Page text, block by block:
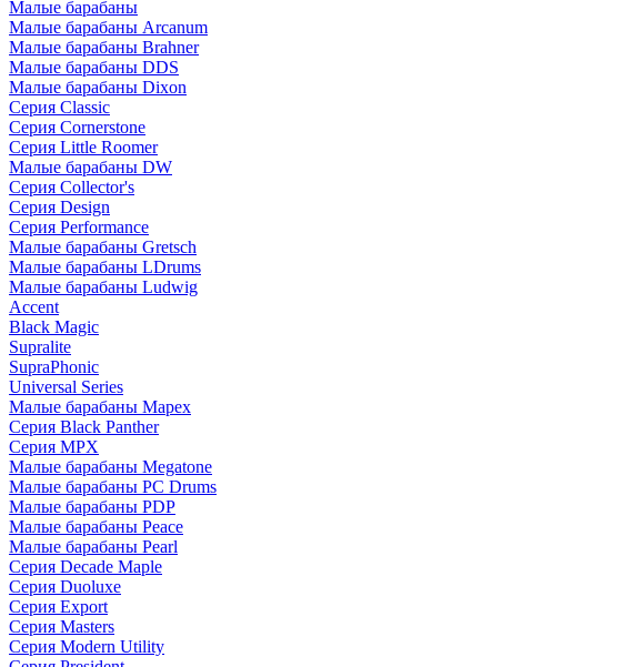
Малые барабаны
Малые барабаны Arcanum
Малые барабаны Brahner
Малые барабаны DDS
Малые барабаны Dixon
Серия Classic
Серия Cornerstone
Серия Little Roomer
Малые барабаны DW
Серия Collector's
Серия Design
Серия Performance
Малые барабаны Gretsch
Малые барабаны LDrums
Малые барабаны Ludwig
Accent
Black Magic
Supralite
SupraPhonic
Universal Series
Малые барабаны Mapex
Серия Black Panther
Серия MPX
Малые барабаны Megatone
Малые барабаны PC Drums
Малые барабаны PDP
Малые барабаны Peace
Малые барабаны Pearl
Серия Decade Maple
Серия Duoluxe
Серия Export
Серия Masters
Серия Modern Utility